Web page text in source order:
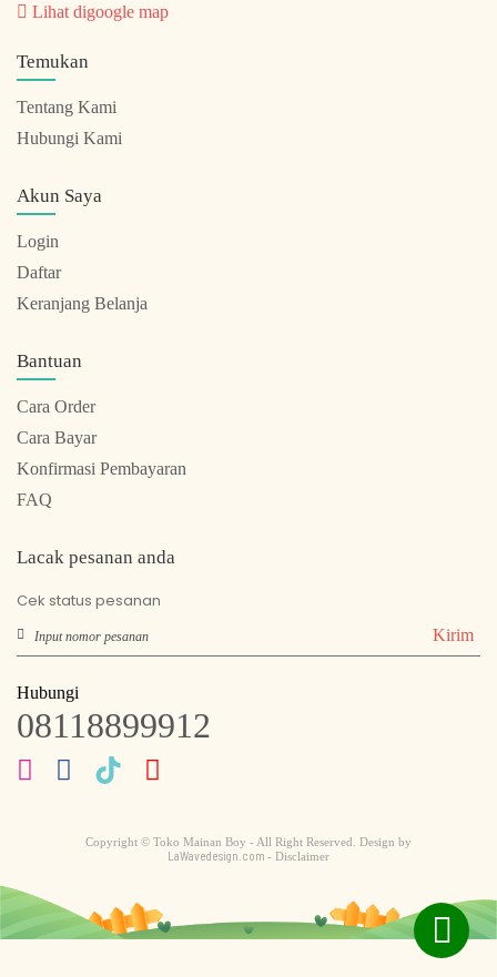
Lihat digoogle map
Temukan
Tentang Kami
Hubungi Kami
Akun Saya
Login
Daftar
Keranjang Belanja
Bantuan
Cara Order
Cara Bayar
Konfirmasi Pembayaran
FAQ
Lacak pesanan anda
Cek status pesanan
Kirim
Hubungi
08118899912
Copyright © Toko Mainan Boy - All Right Reserved. Design by
LaWavedesign.com - Disclaimer